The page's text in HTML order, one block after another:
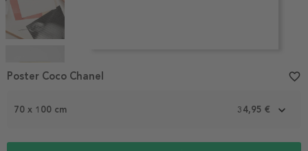
1
70 x 100 cm 34,95 €
Poster Coco Chanel favorite_border